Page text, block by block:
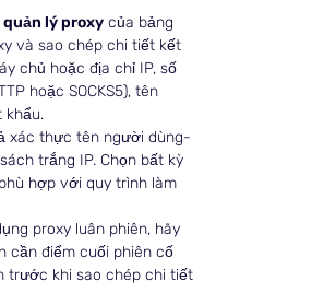
lý proxy của bảng
và sao chép chi tiết kết
chủ hoặc địa chỉ IP, số
hoặc SOCKS5), tên
khẩu.
xác thực tên người dùng-
trắng IP. Chọn bất kỳ
hợp với quy trình làm
proxy luân phiên, hãy
cần điểm cuối phiên cố
trước khi sao chép chi tiết